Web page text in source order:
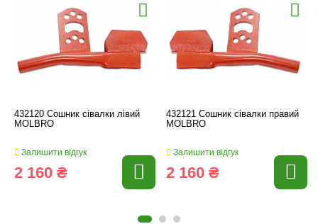
432120 Сошник сівалки лівий
MOLBRO
Залишити відгук
2 160 ₴
432121 Сошник сівалки правий
MOLBRO
Залишити відгук
2 160 ₴